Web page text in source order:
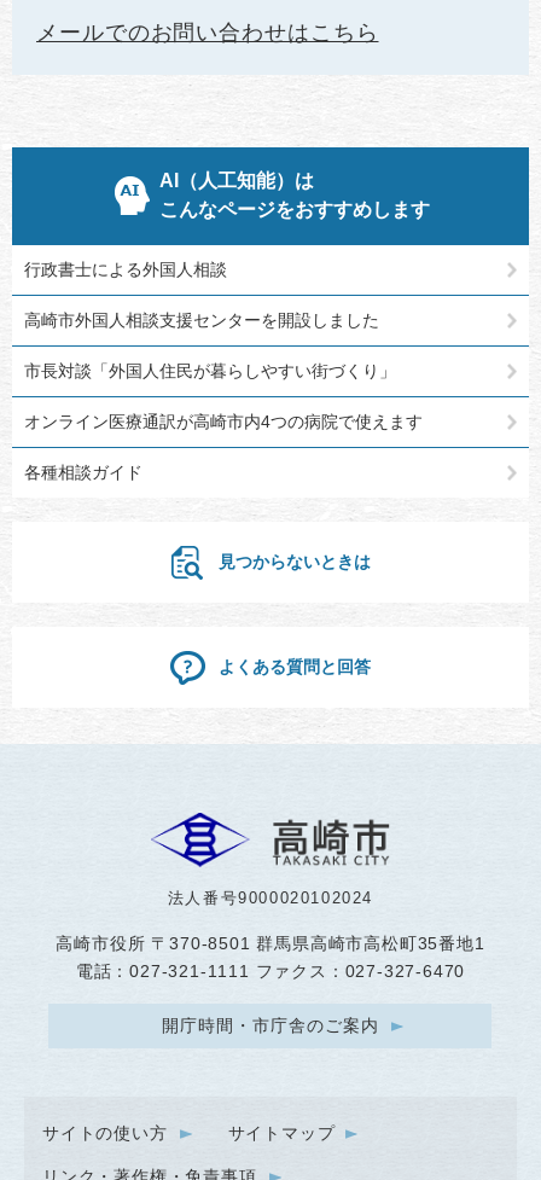
メールでのお問い合わせはこちら
AI（人工知能）は
こんなページをおすすめします
行政書士による外国人相談
高崎市外国人相談支援センターを開設しました
市長対談「外国人住民が暮らしやすい街づくり」
オンライン医療通訳が高崎市内4つの病院で使えます
各種相談ガイド
見つからないときは
よくある質問と回答
法人番号9000020102024
高崎市役所 〒370-8501 群馬県高崎市高松町35番地1
電話：027-321-1111 ファクス：027-327-6470
開庁時間・市庁舎のご案内
サイトの使い方 サイトマップ